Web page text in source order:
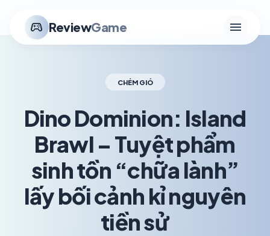
stadia_controller ReviewGame menu
CHÉM GIÓ
Dino Dominion: Island
Brawl – Tuyệt phẩm
sinh tồn “chữa lành”
lấy bối cảnh kỉ nguyên
tiền sử